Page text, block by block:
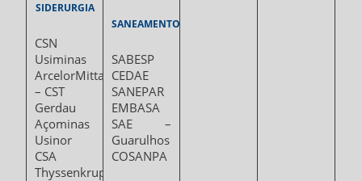
SIDERURGIA
CSN
Usiminas
ArcelorMittal
– CST
Gerdau
Açominas
Usinor
CSA
Thyssenkrupp
SANEAMENTO
SABESP
CEDAE
SANEPAR
EMBASA
SAE –
Guarulhos
COSANPA